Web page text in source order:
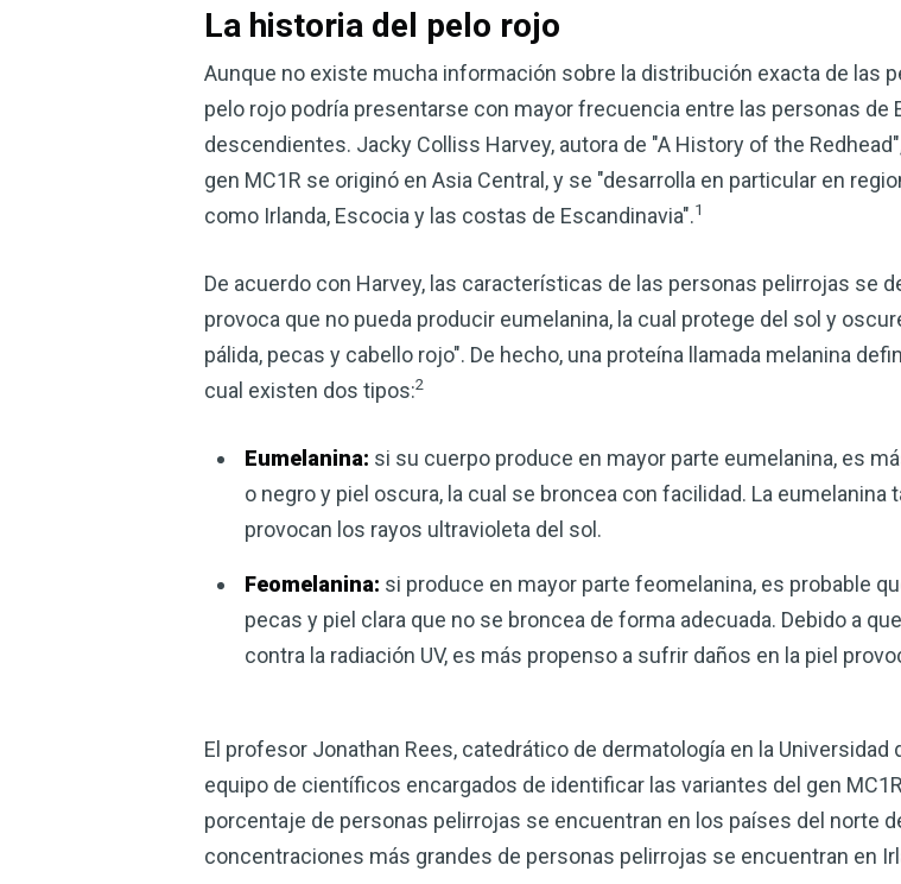
La historia del pelo rojo
Aunque no existe mucha información sobre la distribución exacta de las
pelo rojo podría presentarse con mayor frecuencia entre las personas de
descendientes. Jacky Colliss Harvey, autora de "A History of the
gen MC1R se originó en Asia Central, y se "desarrolla en particular en
como Irlanda, Escocia y las costas de Escandinavia".1
De acuerdo con Harvey, las características de las personas pelirrojas se
provoca que no pueda producir eumelanina, la cual protege del sol y
pálida, pecas y cabello rojo". De hecho, una proteína llamada melanina
cual existen dos tipos:2
Eumelanina: si su cuerpo produce en mayor parte eumelanina, es
o negro y piel oscura, la cual se broncea con facilidad. La eumelanina
provocan los rayos ultravioleta del sol.
Feomelanina: si produce en mayor parte feomelanina, es probable
pecas y piel clara que no se broncea de forma adecuada. Debido a
contra la radiación UV, es más propenso a sufrir daños en la piel
El profesor Jonathan Rees, catedrático de dermatología en la Universidad
equipo de científicos encargados de identificar las variantes del gen
porcentaje de personas pelirrojas se encuentran en los países del norte
concentraciones más grandes de personas pelirrojas se encuentran en
Mejore su
El vinagre de
remedios
quiera
¡Descubra